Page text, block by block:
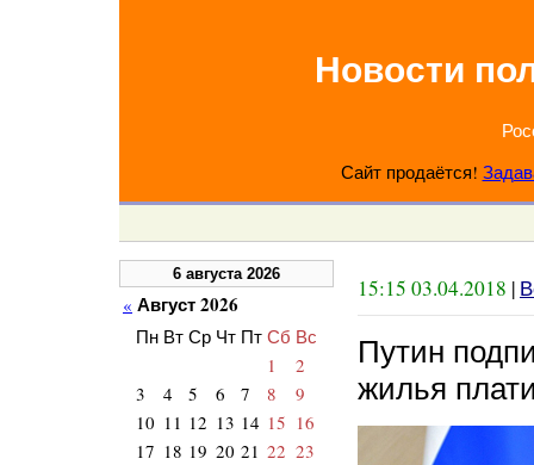
Новости
Сайт продаётся!
15:15 03.04.2018 |
Путин
жилья
6 августа 2026
« Август 2026
Пн Вт Ср Чт Пт Сб Вс
1
2
3
4 5 6 7 8
9
10 11 12 13 14 15 16
17 18 19 20 21 22 23